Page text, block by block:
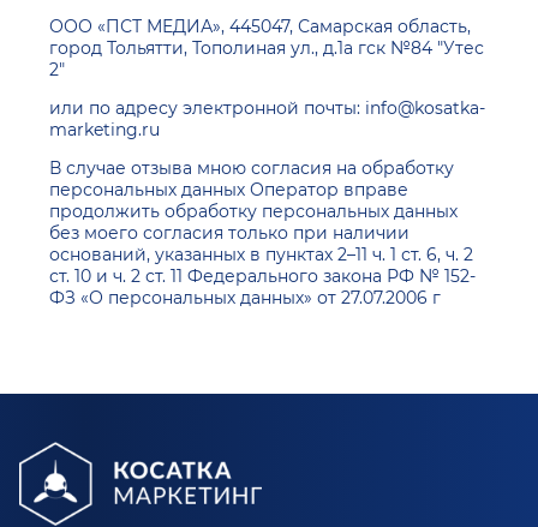
ООО «ПСТ МЕДИА», 445047, Самарская область,
город Тольятти, Тополиная ул., д.1а гск №84 "Утес
2"
или по адресу электронной почты: info@kosatka-
marketing.ru
В случае отзыва мною согласия на обработку
персональных данных Оператор вправе
продолжить обработку персональных данных
без моего согласия только при наличии
оснований, указанных в пунктах 2–11 ч. 1 ст. 6, ч. 2
ст. 10 и ч. 2 ст. 11 Федерального закона РФ № 152-
ФЗ «О персональных данных» от 27.07.2006 г